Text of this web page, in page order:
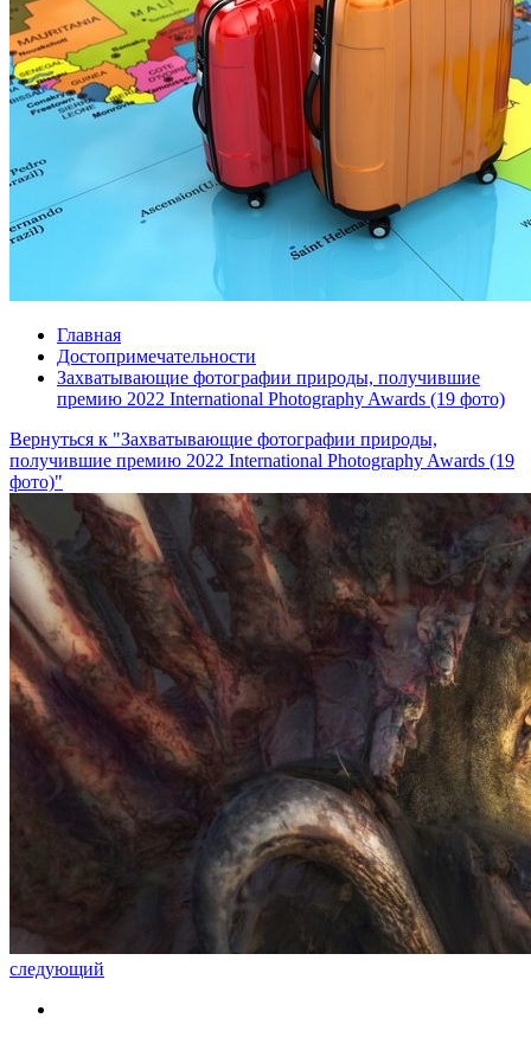
Главная
Достопримечательности
Захватывающие фотографии природы, получившие
премию 2022 International Photography Awards (19 фото)
Вернуться к "Захватывающие фотографии природы,
получившие премию 2022 International Photography Awards (19
фото)"
следующий